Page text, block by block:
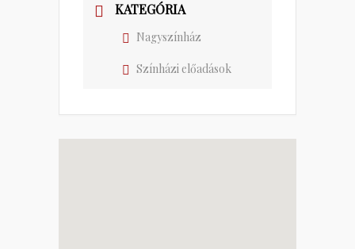
KATEGÓRIA
Nagyszínház
Színházi előadások